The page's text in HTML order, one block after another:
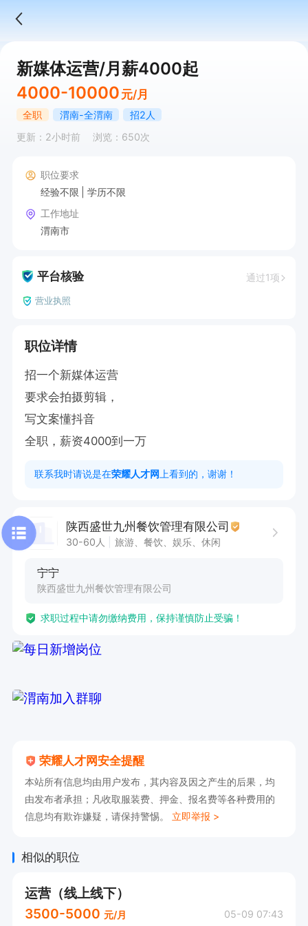
新媒体运营/月薪4000起
4000-10000 元/月
全职 渭南-全渭南
招2人
更新：2小时前
浏览：650次
职位要求
经验不限
学历不限
工作地址
渭南市
平台核验 通过1项
营业执照
职位详情
招一个新媒体运营
要求会拍摄剪辑，
写文案懂抖音
全职，薪资4000到一万
联系我时请说是在荣耀人才网 上看到的，谢谢！
陕西盛世九州餐饮管理有限公司
30-60人 旅游、餐饮、娱乐、休闲
宁宁
陕西盛世九州餐饮管理有限公司
求职过程中请勿缴纳费用，保持谨慎防止受骗！
荣耀人才网安全提醒
本站所有信息均由用户发布，其内容及因之产生的后果，均
由发布者承担；凡收取服装费、押金、报名费等各种费用的
信息均有欺诈嫌疑，请保持警惕。 立即举报 >
相似的职位
运营（线上线下）
3500-5000 元/月 05-09 07:43